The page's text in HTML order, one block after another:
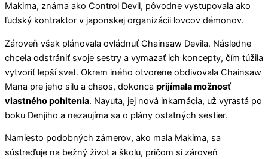
Makima, známa ako Control Devil, pôvodne vystupovala ako
ľudský kontraktor v japonskej organizácii lovcov démonov.
Zároveň však plánovala ovládnuť Chainsaw Devila. Následne
chcela odstrániť svoje sestry a vymazať ich koncepty, čím túžila
vytvoriť lepší svet. Okrem iného otvorene obdivovala Chainsaw
Mana pre jeho silu a chaos, dokonca prijímala možnosť
vlastného pohltenia. Nayuta, jej nová inkarnácia, už vyrastá po
boku Denjiho a nezaujíma sa o plány ostatných sestier.
Namiesto podobných zámerov, ako mala Makima, sa
sústreďuje na bežný život a školu, pričom si zároveň